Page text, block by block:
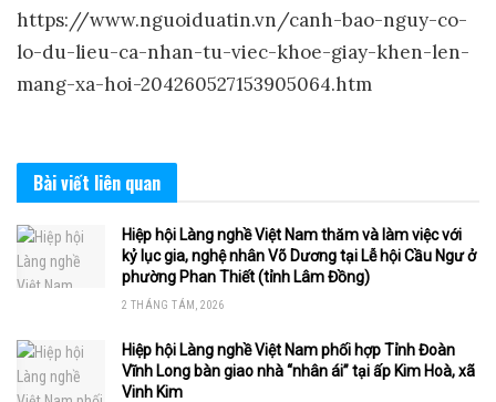
https://www.nguoiduatin.vn/canh-bao-nguy-co-
lo-du-lieu-ca-nhan-tu-viec-khoe-giay-khen-len-
mang-xa-hoi-204260527153905064.htm
Bài viết liên quan
Hiệp hội Làng nghề Việt Nam thăm và làm việc với
kỷ lục gia, nghệ nhân Võ Dương tại Lễ hội Cầu Ngư ở
phường Phan Thiết (tỉnh Lâm Đồng)
2 THÁNG TÁM, 2026
Hiệp hội Làng nghề Việt Nam phối hợp Tỉnh Đoàn
Vĩnh Long bàn giao nhà “nhân ái” tại ấp Kim Hoà, xã
Vinh Kim